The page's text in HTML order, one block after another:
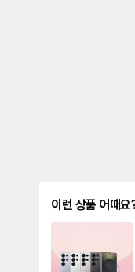
내
를
타
내
이런 상품 어때요